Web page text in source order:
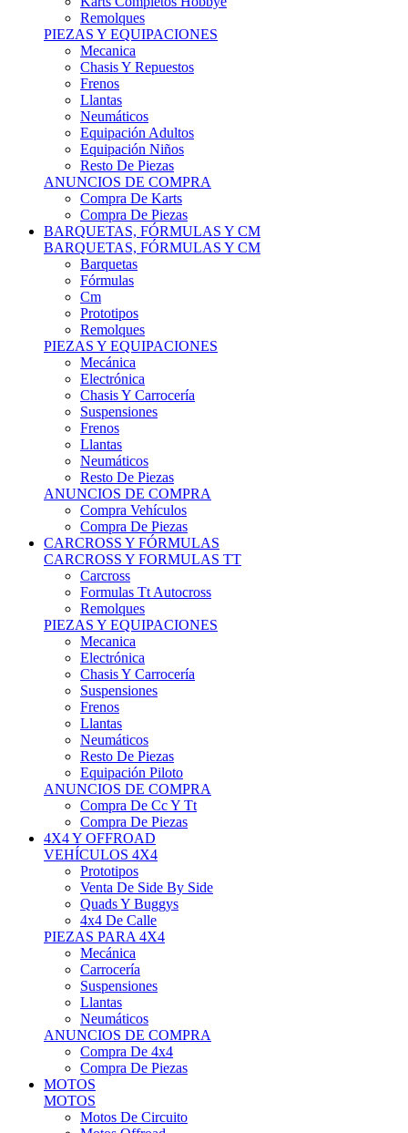
Remolques
PIEZAS Y EQUIPACIONES
Mecanica
Chasis Y Repuestos
Frenos
Llantas
Neumáticos
Equipación Adultos
Equipación Niños
Resto De Piezas
ANUNCIOS DE COMPRA
Compra De Karts
Compra De Piezas
BARQUETAS, FÓRMULAS Y CM
BARQUETAS, FÓRMULAS Y CM
Barquetas
Fórmulas
Cm
Prototipos
Remolques
PIEZAS Y EQUIPACIONES
Mecánica
Electrónica
Chasis Y Carrocería
Suspensiones
Frenos
Llantas
Neumáticos
Resto De Piezas
ANUNCIOS DE COMPRA
Compra Vehículos
Compra De Piezas
CARCROSS Y FÓRMULAS
CARCROSS Y FORMULAS TT
Carcross
Formulas Tt Autocross
Remolques
PIEZAS Y EQUIPACIONES
Mecanica
Electrónica
Chasis Y Carrocería
Suspensiones
Frenos
Llantas
Neumáticos
Resto De Piezas
Equipación Piloto
ANUNCIOS DE COMPRA
Compra De Cc Y Tt
Compra De Piezas
4X4 Y OFFROAD
VEHÍCULOS 4X4
Prototipos
Venta De Side By Side
Quads Y Buggys
4x4 De Calle
PIEZAS PARA 4X4
Mecánica
Carrocería
Suspensiones
Llantas
Neumáticos
ANUNCIOS DE COMPRA
Compra De 4x4
Compra De Piezas
MOTOS
MOTOS
Motos De Circuito